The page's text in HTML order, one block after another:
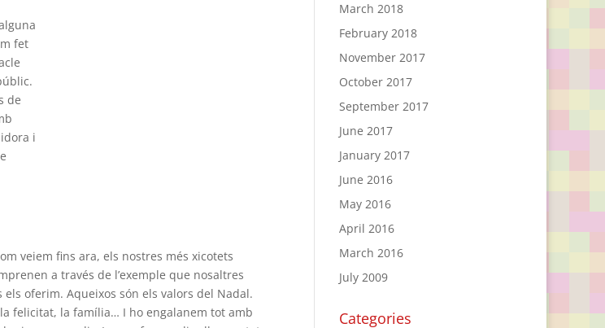
fet
de
i
veiem fins ara, els nostres més xicotets
a través de l’exemple que nosaltres
oferim. Aqueixos són els valors del Nadal.
la felicitat, la família… I ho engalanem tot amb
March 2018
February 2018
November 2017
October 2017
September 2017
June 2017
January 2017
June 2016
May 2016
April 2016
March 2016
July 2009
Categories